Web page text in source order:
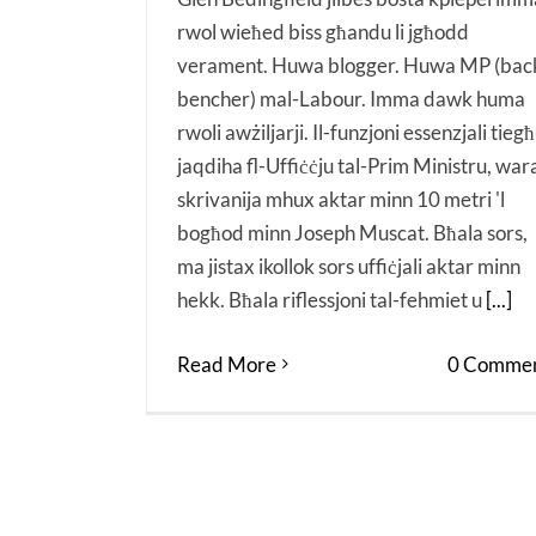
rwol wieħed biss għandu li jgħodd
verament. Huwa blogger. Huwa MP
bencher) mal-Labour. Imma dawk huma
rwoli awżiljarji. Il-funzjoni essenzjali
jaqdiha fl-Uffiċċju tal-Prim Ministru,
skrivanija mhux aktar minn 10 metri 'l
bogħod minn Joseph Muscat. Bħala sors,
ma jistax ikollok sors uffiċjali aktar minn
hekk. Bħala riflessjoni tal-fehmiet u [...]
Read More 0